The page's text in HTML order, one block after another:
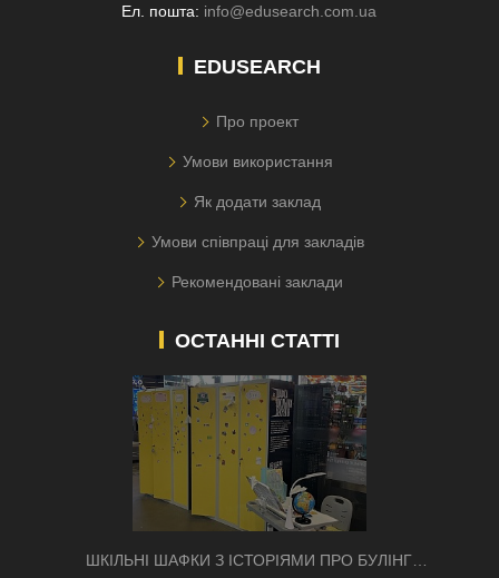
Ел. пошта: info@edusearch.com.ua
EDUSEARCH
Про проект
Умови використання
Як додати заклад
Умови співпраці для закладів
Рекомендовані заклади
ОСТАННІ СТАТТІ
ШКІЛЬНІ ШАФКИ З ІСТОРІЯМИ ПРО БУЛІНГ